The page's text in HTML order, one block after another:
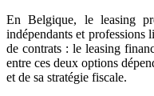
En Belgique, le leasing
indépendants et professions
de contrats : le leasing
entre ces deux options
et de sa stratégie fiscale.